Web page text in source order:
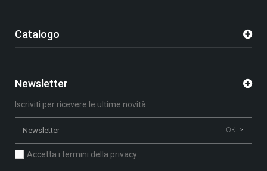
Catalogo
Newsletter
Iscriviti per ricevere le ultime novità
OK >
Accetta i termini della privacy